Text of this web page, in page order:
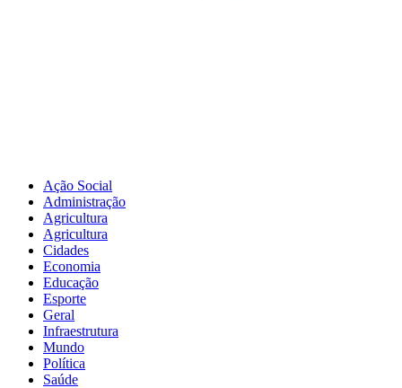
Ação Social
Administração
Agricultura
Agricultura
Cidades
Economia
Educação
Esporte
Geral
Infraestrutura
Mundo
Política
Saúde